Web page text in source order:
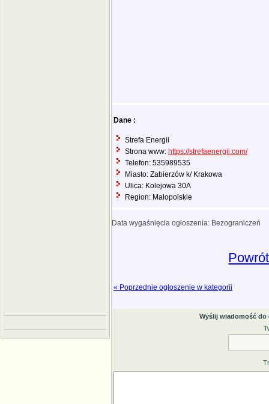
Dane :
Strefa Energii
Strona www: https://strefaenergii.com/
Telefon: 535989535
Miasto: Zabierzów k/ Krakowa
Ulica: Kolejowa 30A
Region: Małopolskie
Data wygaśnięcia ogłoszenia: Bezograniczeń
« Poprzednie ogłoszenie w kategorii
Wyślij wiadomość